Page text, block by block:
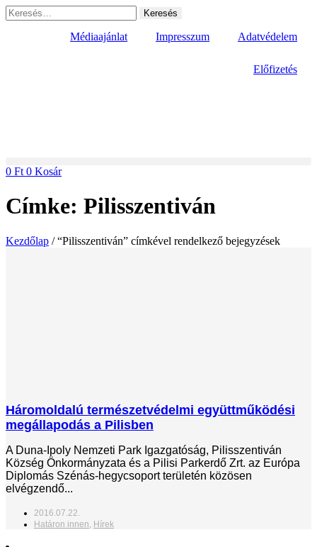
Ugrás
a
Keresés:
Médiaajánlat Impresszum Adatvédelem
Előfizetés
0 Ft 0 Kosár
Címke: Pilisszentiván
Kezdőlap / “Pilisszentiván” címkével rendelkező bejegyzések
Háromoldalú természetvédelmi együttműködési
megállapodás a Pilisben
A Duna-Ipoly Nemzeti Park Igazgatóság, Pilisszentiván
Község Önkormányzata és a Pilisi Parkerdő Zrt. az Európa
Diplomás Szénás-hegycsoport területén közösen
elvégzendő...
2016.07.22.
Határon innen, Hírek